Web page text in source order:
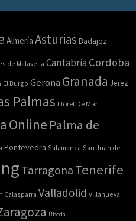
Almería Asturias Badajoz
de Malavella Cantabria Cordoba
El Burgo Gerona Granada Jerez
Palmas Lloret De Mar
Online Palma de
Pontevedra Salamanca San Juan de
Tarragona Tenerife
Calasparra Valladolid Villanueva
Úbeda